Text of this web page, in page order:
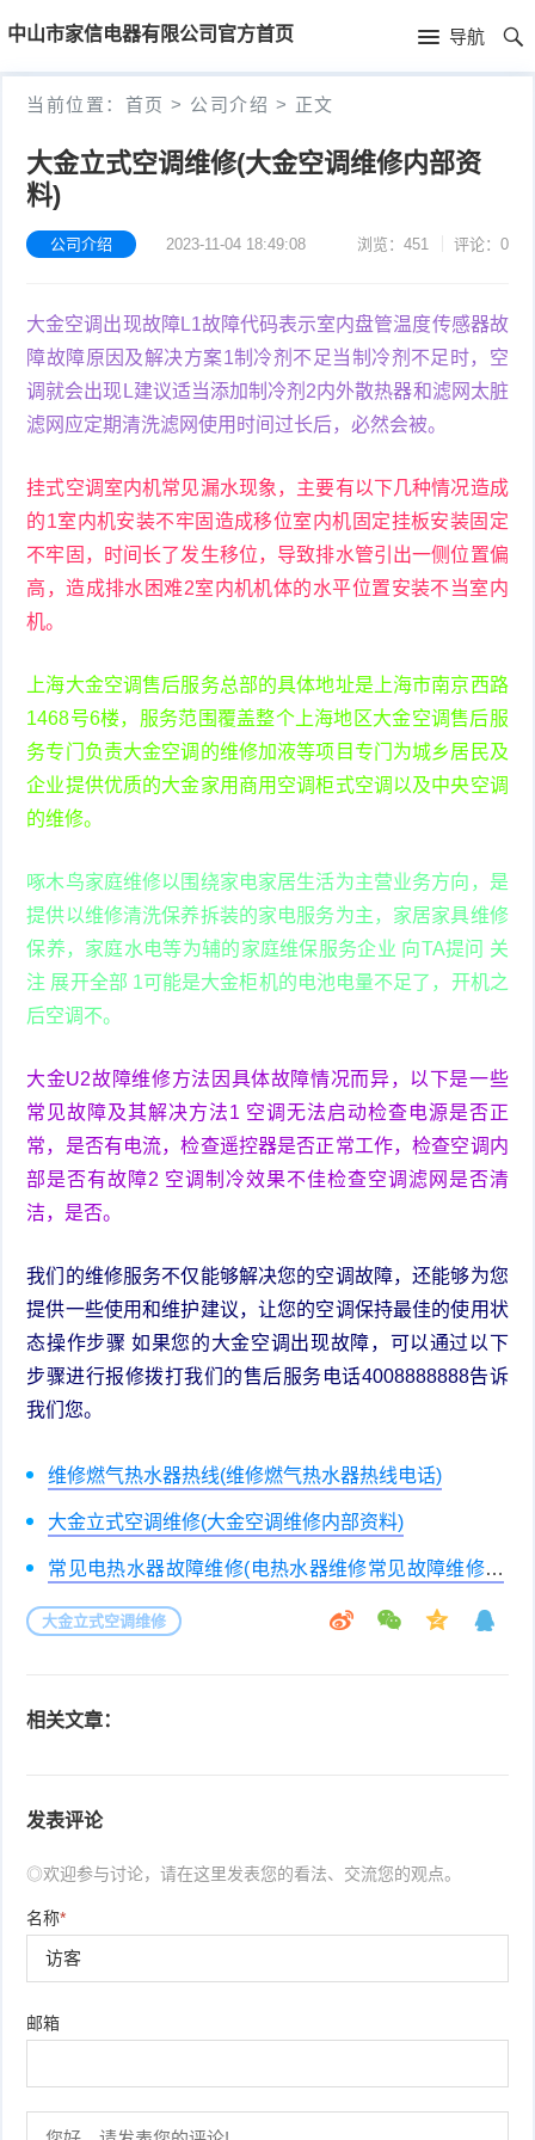
中山市家信电器有限公司官方首页 导航
首
页
首
当前位置： 首页 > 公司介绍 > 正文
大金立式空调维修(大金空调维修内部资
料)
公司介绍 2023-11-04 18:49:08 浏览：451 评论：0
大金空调出现故障L1故障代码表示室内盘管温度传感器故
障故障原因及解决方案1制冷剂不足当制冷剂不足时，空
调就会出现L建议适当添加制冷剂2内外散热器和滤网太脏
滤网应定期清洗滤网使用时间过长后，必然会被。
挂式空调室内机常见漏水现象，主要有以下几种情况造成
的1室内机安装不牢固造成移位室内机固定挂板安装固定
不牢固，时间长了发生移位，导致排水管引出一侧位置偏
高，造成排水困难2室内机机体的水平位置安装不当室内
机。
上海大金空调售后服务总部的具体地址是上海市南京西路
1468号6楼，服务范围覆盖整个上海地区大金空调售后服
务专门负责大金空调的维修加液等项目专门为城乡居民及
企业提供优质的大金家用商用空调柜式空调以及中央空调
的维修。
啄木鸟家庭维修以围绕家电家居生活为主营业务方向，是
提供以维修清洗保养拆装的家电服务为主，家居家具维修
保养，家庭水电等为辅的家庭维保服务企业 向TA提问 关
注 展开全部 1可能是大金柜机的电池电量不足了，开机之
后空调不。
大金U2故障维修方法因具体故障情况而异，以下是一些
常见故障及其解决方法1 空调无法启动检查电源是否正
常，是否有电流，检查遥控器是否正常工作，检查空调内
部是否有故障2 空调制冷效果不佳检查空调滤网是否清
洁，是否。
我们的维修服务不仅能够解决您的空调故障，还能够为您
提供一些使用和维护建议，让您的空调保持最佳的使用状
态操作步骤 如果您的大金空调出现故障，可以通过以下
步骤进行报修拨打我们的售后服务电话4008888888告诉
我们您。
维修燃气热水器热线(维修燃气热水器热线电话)
大金立式空调维修(大金空调维修内部资料)
常见电热水器故障维修(电热水器维修常见故障维修视
大金立式空调维修
相关文章：
发表评论
◎欢迎参与讨论，请在这里发表您的看法、交流您的观点。
名称*
邮箱